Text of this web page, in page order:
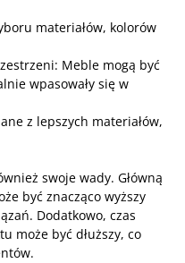
materiałów, kolorów
Meble mogą być
wpasowały się w
z lepszych materiałów,
swoje wady. Główną
być znacząco wyższy
Dodatkowo, czas
może być dłuższy, co